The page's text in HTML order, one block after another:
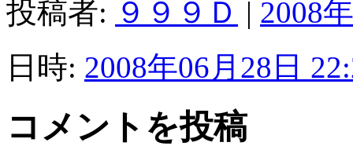
投稿者: ９９９Ｄ | 2008
日時: 2008年06月28日
コメントを投稿